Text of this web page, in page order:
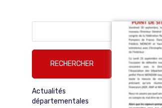
Actualités
départementales